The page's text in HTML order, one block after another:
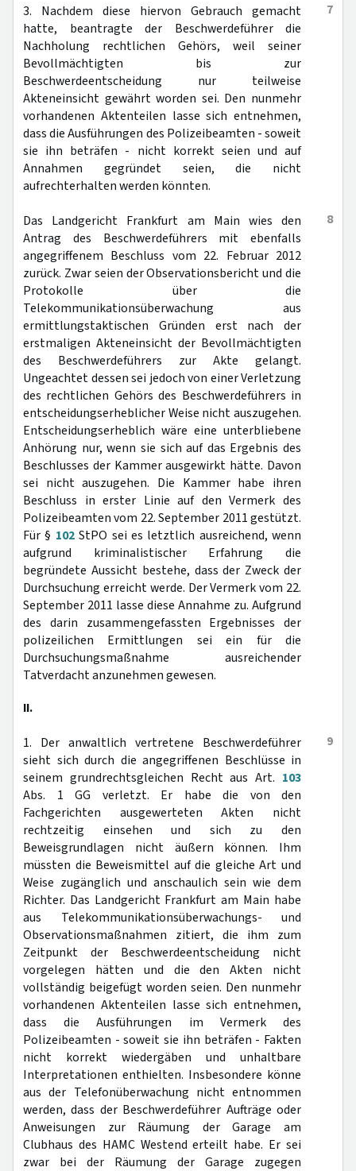
7
3. Nachdem diese hiervon Gebrauch gemacht
hatte, beantragte der Beschwerdeführer die
Nachholung rechtlichen Gehörs, weil seiner
Bevollmächtigten bis zur
Beschwerdeentscheidung nur teilweise
Akteneinsicht gewährt worden sei. Den nunmehr
vorhandenen Aktenteilen lasse sich entnehmen,
dass die Ausführungen des Polizeibeamten - soweit
sie ihn beträfen - nicht korrekt seien und auf
Annahmen gegründet seien, die nicht
aufrechterhalten werden könnten.
8
Das Landgericht Frankfurt am Main wies den
Antrag des Beschwerdeführers mit ebenfalls
angegriffenem Beschluss vom 22. Februar 2012
zurück. Zwar seien der Observationsbericht und die
Protokolle über die
Telekommunikationsüberwachung aus
ermittlungstaktischen Gründen erst nach der
erstmaligen Akteneinsicht der Bevollmächtigten
des Beschwerdeführers zur Akte gelangt.
Ungeachtet dessen sei jedoch von einer Verletzung
des rechtlichen Gehörs des Beschwerdeführers in
entscheidungserheblicher Weise nicht auszugehen.
Entscheidungserheblich wäre eine unterbliebene
Anhörung nur, wenn sie sich auf das Ergebnis des
Beschlusses der Kammer ausgewirkt hätte. Davon
sei nicht auszugehen. Die Kammer habe ihren
Beschluss in erster Linie auf den Vermerk des
Polizeibeamten vom 22. September 2011 gestützt.
Für § 102StPO sei es letztlich ausreichend, wenn
aufgrund kriminalistischer Erfahrung die
begründete Aussicht bestehe, dass der Zweck der
Durchsuchung erreicht werde. Der Vermerk vom 22.
September 2011 lasse diese Annahme zu. Aufgrund
des darin zusammengefassten Ergebnisses der
polizeilichen Ermittlungen sei ein für die
Durchsuchungsmaßnahme ausreichender
Tatverdacht anzunehmen gewesen.
II.
9
1. Der anwaltlich vertretene Beschwerdeführer
sieht sich durch die angegriffenen Beschlüsse in
seinem grundrechtsgleichen Recht aus Art. 103
Abs. 1 GG verletzt. Er habe die von den
Fachgerichten ausgewerteten Akten nicht
rechtzeitig einsehen und sich zu den
Beweisgrundlagen nicht äußern können. Ihm
müssten die Beweismittel auf die gleiche Art und
Weise zugänglich und anschaulich sein wie dem
Richter. Das Landgericht Frankfurt am Main habe
aus Telekommunikationsüberwachungs- und
Observationsmaßnahmen zitiert, die ihm zum
Zeitpunkt der Beschwerdeentscheidung nicht
vorgelegen hätten und die den Akten nicht
vollständig beigefügt worden seien. Den nunmehr
vorhandenen Aktenteilen lasse sich entnehmen,
dass die Ausführungen im Vermerk des
Polizeibeamten - soweit sie ihn beträfen - Fakten
nicht korrekt wiedergäben und unhaltbare
Interpretationen enthielten. Insbesondere könne
aus der Telefonüberwachung nicht entnommen
werden, dass der Beschwerdeführer Aufträge oder
Anweisungen zur Räumung der Garage am
Clubhaus des HAMC Westend erteilt habe. Er sei
zwar bei der Räumung der Garage zugegen